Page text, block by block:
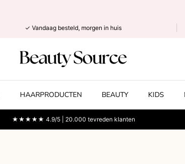
✓ Vandaag besteld, morgen in huis
HAARPRODUCTEN BEAUTY KIDS
★★★★★ 4.9/5 | 20.000 tevreden klanten